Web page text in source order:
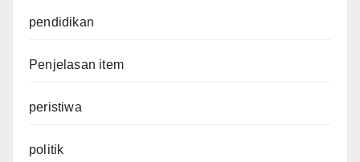
pendidikan
Penjelasan item
peristiwa
politik